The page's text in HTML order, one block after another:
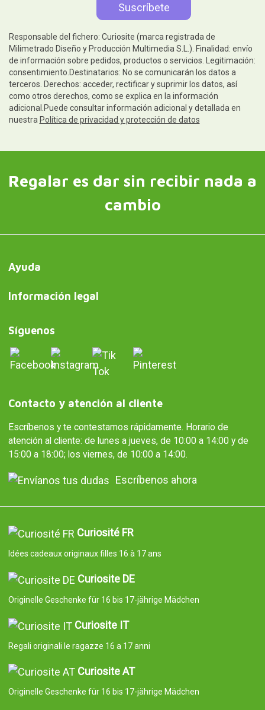
Responsable del fichero: Curiosite (marca registrada de
Milimetrado Diseño y Producción Multimedia S.L.). Finalidad: envío
de información sobre pedidos, productos o servicios. Legitimación:
consentimiento.Destinatarios: No se comunicarán los datos a
terceros. Derechos: acceder, rectificar y suprimir los datos, así
como otros derechos, como se explica en la información
adicional.Puede consultar información adicional y detallada en
nuestra Política de privacidad y protección de datos
Regalar es dar sin recibir nada a
cambio
Ayuda
Información legal
Síguenos
Contacto y atención al cliente
Escríbenos y te contestamos rápidamente. Horario de
atención al cliente: de lunes a jueves, de 10:00 a 14:00 y de
15:00 a 18:00; los viernes, de 10:00 a 14:00.
Escríbenos ahora
Curiosité FR
Idées cadeaux originaux filles 16 à 17 ans
Curiosite DE
Originelle Geschenke für 16 bis 17-jährige Mädchen
Curiosite IT
Regali originali le ragazze 16 a 17 anni
Curiosite AT
Originelle Geschenke für 16 bis 17-jährige Mädchen